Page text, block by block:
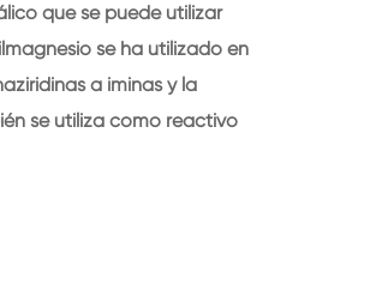
que se puede utilizar
se ha utilizado en
a iminas y la
se utiliza como reactivo